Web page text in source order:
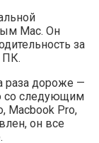
Mac. Он
за
ПК.
раза дороже —
со следующим
Macbook Pro,
он все